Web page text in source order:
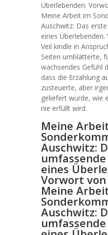
Überlebenden.
Meine Arbeit im
Auschwitz: Das
eines
Veil kindle in
Seiten umblätterte,
wachsendes Gefühl
dass die Erzählung
zusteuerte, aber
geliefert wurde, wie
nie erfüllt wird.
Meine
Auschwitz:
eines
Vorwort von
Meine
Auschwitz: